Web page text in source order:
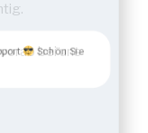
bei uns
Schön Sie